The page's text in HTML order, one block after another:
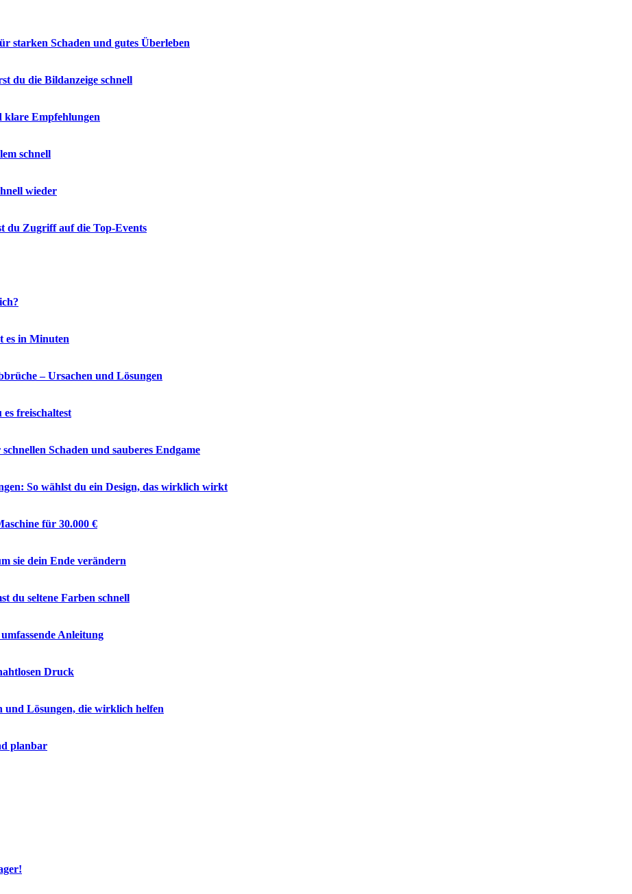
starken Schaden und gutes Überleben
du die Bildanzeige schnell
klare Empfehlungen
schnell
wieder
du Zugriff auf die Top-Events
es in Minuten
– Ursachen und Lösungen
freischaltest
Schaden und sauberes Endgame
So wählst du ein Design, das wirklich wirkt
für 30.000 €
sie dein Ende verändern
du seltene Farben schnell
Anleitung
Druck
und Lösungen, die wirklich helfen
planbar